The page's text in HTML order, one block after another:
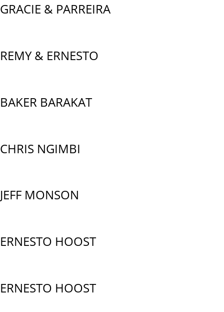
GRACIE & PARREIRA
REMY & ERNESTO
BAKER BARAKAT
CHRIS NGIMBI
JEFF MONSON
ERNESTO HOOST
ERNESTO HOOST